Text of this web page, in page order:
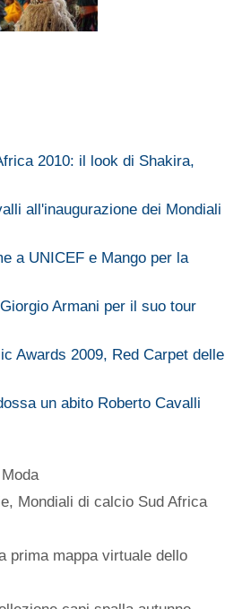
2010: il look di Shakira,
all'inaugurazione dei Mondiali
a UNICEF e Mango per la
Armani per il suo tour
Awards 2009, Red Carpet delle
un abito Roberto Cavalli
, Mondiali di calcio Sud Africa
prima mappa virtuale dello